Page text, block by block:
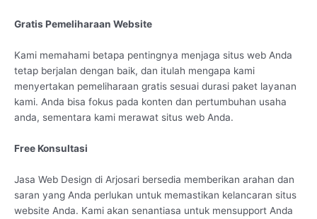
Gratis Pemeliharaan Website
Kami memahami betapa pentingnya menjaga situs web Anda
tetap berjalan dengan baik, dan itulah mengapa kami
menyertakan pemeliharaan gratis sesuai durasi paket layanan
kami. Anda bisa fokus pada konten dan pertumbuhan usaha
anda, sementara kami merawat situs web Anda.
Free Konsultasi
Jasa Web Design di Arjosari bersedia memberikan arahan dan
saran yang Anda perlukan untuk memastikan kelancaran situs
website Anda. Kami akan senantiasa untuk mensupport Anda